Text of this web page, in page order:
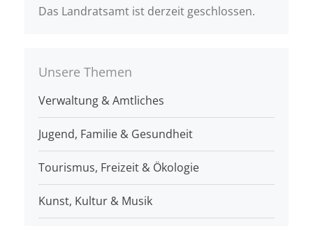
Das Landratsamt ist derzeit geschlossen.
Unsere Themen
Verwaltung & Amtliches
Jugend, Familie & Gesundheit
Tourismus, Freizeit & Ökologie
Kunst, Kultur & Musik